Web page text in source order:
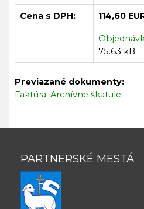
Cena s DPH: 114,60
75.63 kB
Previazané dokumenty:
Faktúra: Archívne škatule
PARTNERSKÉ MESTÁ